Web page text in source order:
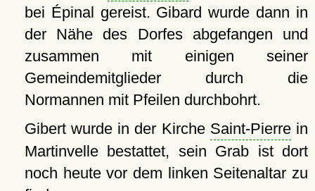
bei Épinal gereist. Gibard wurde dann in
der Nähe des Dorfes abgefangen und
zusammen mit einigen seiner
Gemeindemitglieder durch die
Normannen mit Pfeilen durchbohrt.
Gibert wurde in der Kirche Saint-Pierrein
Martinvelle bestattet, sein Grab ist dort
noch heute vor dem linken Seitenaltar zu